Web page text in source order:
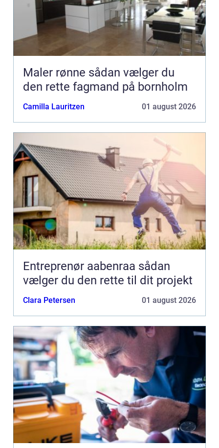
Maler rønne sådan vælger du
den rette fagmand på bornholm
Camilla Lauritzen 01 august 2026
Entreprenør aabenraa sådan
vælger du den rette til dit projekt
Clara Petersen 01 august 2026